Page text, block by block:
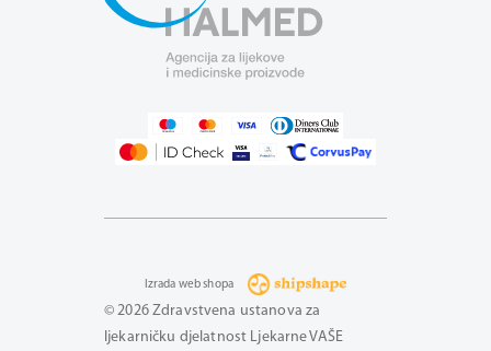
© 2026 Zdravstvena ustanova za
ljekarničku djelatnost Ljekarne VAŠE
Izrada web shopa